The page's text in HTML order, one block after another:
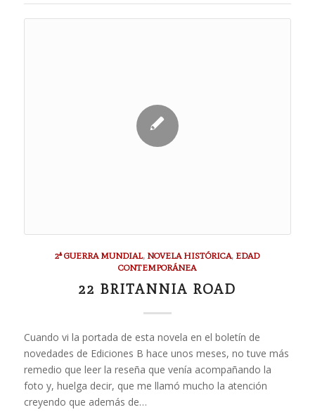
2ª GUERRA MUNDIAL, NOVELA HISTÓRICA, EDAD
CONTEMPORÁNEA
22 BRITANNIA ROAD
Cuando vi la portada de esta novela en el boletín de
novedades de Ediciones B hace unos meses, no tuve más
remedio que leer la reseña que venía acompañando la
foto y, huelga decir, que me llamó mucho la atención
creyendo que además de…